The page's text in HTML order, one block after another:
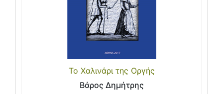
Το Χαλινάρι της Οργής
Βάρος Δημήτρης